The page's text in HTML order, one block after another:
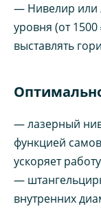
— Нивелир или
уровня (от
выставлять
— лазерный
функцией
ускоряет
—
внутренних